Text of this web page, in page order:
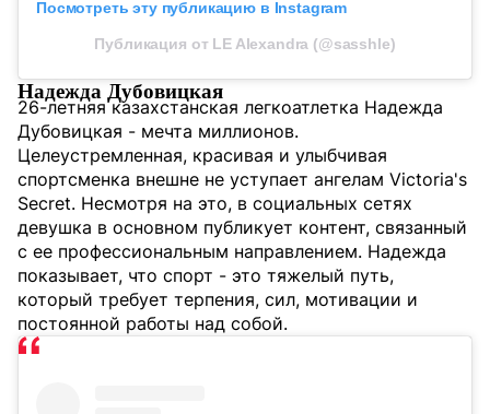
Посмотреть эту публикацию в Instagram
Публикация от LE Alexandra (@sasshle)
Надежда Дубовицкая
26-летняя казахстанская легкоатлетка Надежда
Дубовицкая - мечта миллионов.
Целеустремленная, красивая и улыбчивая
спортсменка внешне не уступает ангелам Victoria's
Secret. Несмотря на это, в социальных сетях
девушка в основном публикует контент, связанный
с ее профессиональным направлением. Надежда
показывает, что спорт - это тяжелый путь,
который требует терпения, сил, мотивации и
постоянной работы над собой.